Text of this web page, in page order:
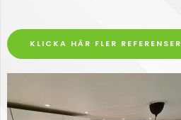
KLICKA HÄR FLER REFERENSER